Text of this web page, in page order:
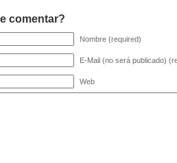
comentar?
Nombre (required)
E-Mail (no será publicado)
Web